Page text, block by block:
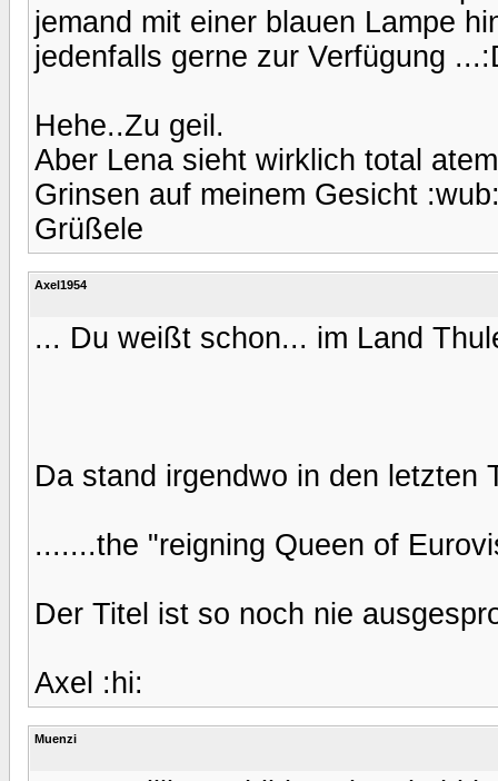
jemand mit einer blauen Lampe
jedenfalls gerne zur Verfügung
Hehe..Zu geil.
Aber Lena sieht wirklich total
Grinsen auf meinem Gesicht
Grüßele
Axel1954
... Du weißt schon... im Land
Da stand irgendwo in den letzten
.......the "reigning Queen of
Der Titel ist so noch nie
Axel :hi:
Muenzi